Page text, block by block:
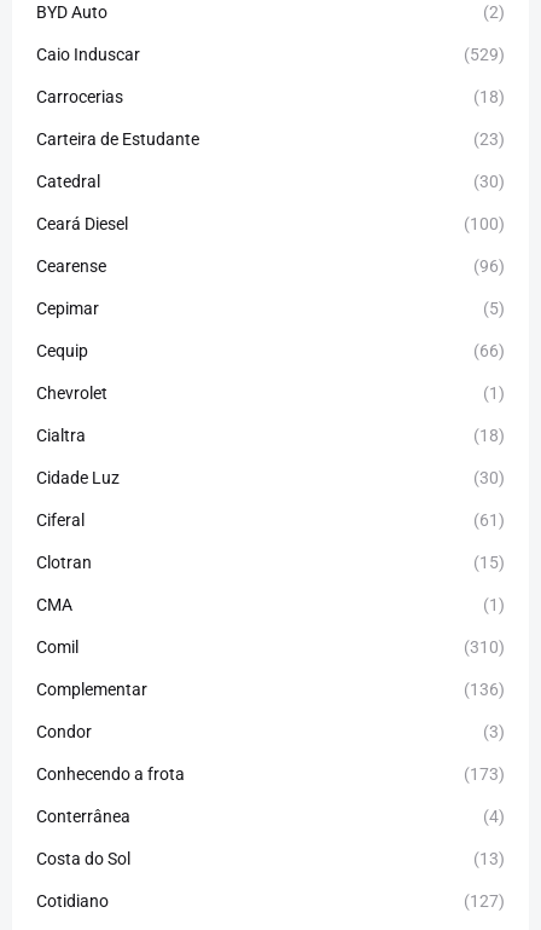
BYD Auto (2)
Caio Induscar (529)
Carrocerias (18)
Carteira de Estudante (23)
Catedral (30)
Ceará Diesel (100)
Cearense (96)
Cepimar (5)
Cequip (66)
Chevrolet (1)
Cialtra (18)
Cidade Luz (30)
Ciferal (61)
Clotran (15)
CMA (1)
Comil (310)
Complementar (136)
Condor (3)
Conhecendo a frota (173)
Conterrânea (4)
Costa do Sol (13)
Cotidiano (127)